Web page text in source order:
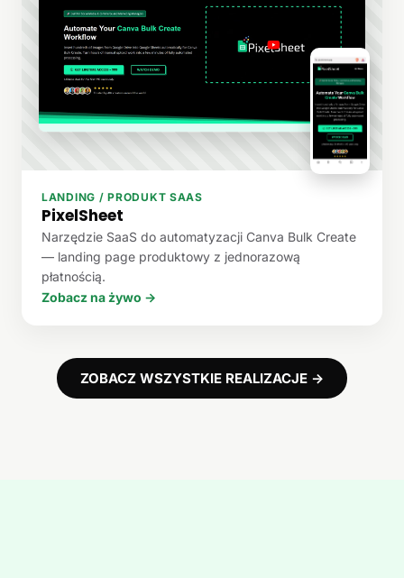
LANDING / PRODUKT SAAS
PixelSheet
Narzędzie SaaS do automatyzacji Canva Bulk Create
— landing page produktowy z jednorazową
płatnością.
Zobacz na żywo →
ZOBACZ WSZYSTKIE REALIZACJE →